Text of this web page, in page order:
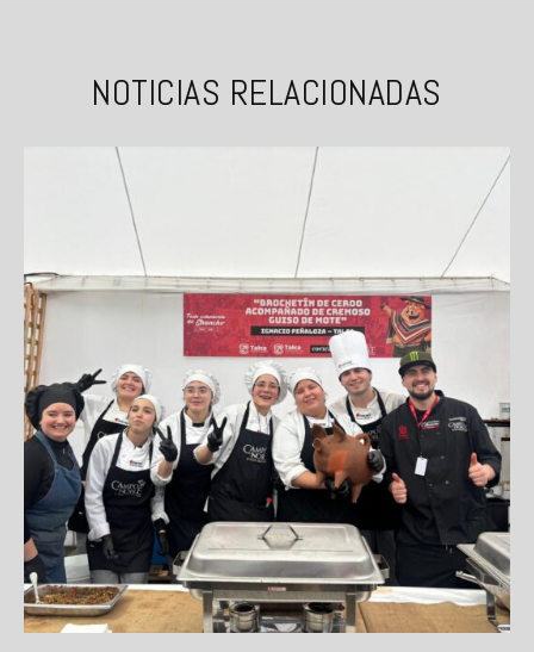
NOTICIAS RELACIONADAS